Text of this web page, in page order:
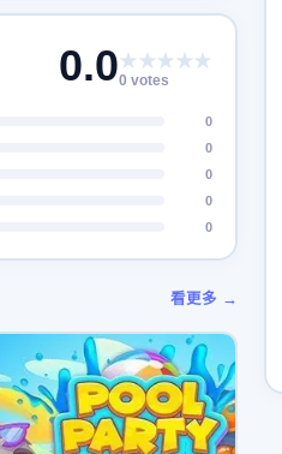
0.0★★★★★
0 votes
0
0
0
0
0
看更多 →